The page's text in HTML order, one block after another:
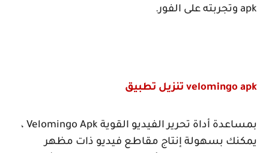
apk وتجربته على الفور.
velomingo apk تنزيل تطبيق
بمساعدة أداة تحرير الفيديو القوية Velomingo Apk ،
يمكنك بسهولة إنتاج مقاطع فيديو ذات مظهر